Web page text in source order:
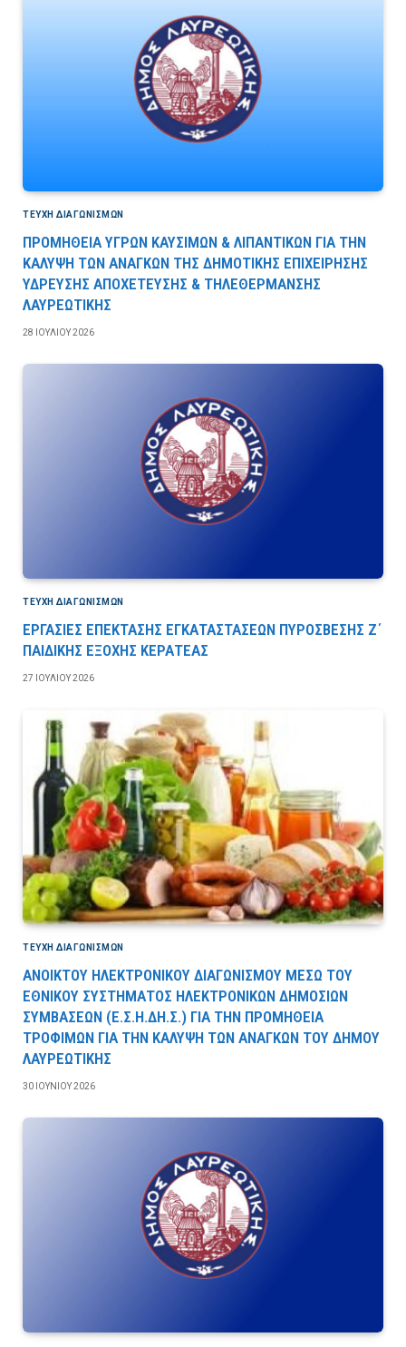
ΤΕΎΧΗ ΔΙΑΓΩΝΙΣΜΏΝ
ΠΡΟΜΗΘΕΙΑ ΥΓΡΩΝ ΚΑΥΣΙΜΩΝ & ΛΙΠΑΝΤΙΚΩΝ ΓΙΑ ΤΗΝ
ΚΑΛΥΨΗ ΤΩΝ ΑΝΑΓΚΩΝ ΤΗΣ ΔΗΜΟΤΙΚΗΣ ΕΠΙΧΕΙΡΗΣΗΣ
ΥΔΡΕΥΣΗΣ ΑΠΟΧΕΤΕΥΣΗΣ & ΤΗΛΕΘΕΡΜΑΝΣΗΣ
ΛΑΥΡΕΩΤΙΚΗΣ
28 ΙΟΥΛΊΟΥ 2026
ΤΕΎΧΗ ΔΙΑΓΩΝΙΣΜΏΝ
ΕΡΓΑΣΙΕΣ ΕΠΕΚΤΑΣΗΣ ΕΓΚΑΤΑΣΤΑΣΕΩΝ ΠΥΡΟΣΒΕΣΗΣ Ζ΄
ΠΑΙΔΙΚΗΣ ΕΞΟΧΗΣ ΚΕΡΑΤΕΑΣ
27 ΙΟΥΛΊΟΥ 2026
ΤΕΎΧΗ ΔΙΑΓΩΝΙΣΜΏΝ
ΑΝΟΙΚΤΟΥ ΗΛΕΚΤΡΟΝΙΚΟΥ ΔΙΑΓΩΝΙΣΜΟΥ ΜΕΣΩ ΤΟΥ
ΕΘΝΙΚΟΥ ΣΥΣΤΗΜΑΤΟΣ ΗΛΕΚΤΡΟΝΙΚΩΝ ΔΗΜΟΣΙΩΝ
ΣΥΜΒΑΣΕΩΝ (Ε.Σ.Η.ΔΗ.Σ.) ΓΙΑ ΤΗΝ ΠΡΟΜΗΘΕΙΑ
ΤΡΟΦΙΜΩΝ ΓΙΑ ΤΗΝ ΚΑΛΥΨΗ ΤΩΝ ΑΝΑΓΚΩΝ ΤΟΥ ΔΗΜΟΥ
ΛΑΥΡΕΩΤΙΚΗΣ
30 ΙΟΥΝΊΟΥ 2026